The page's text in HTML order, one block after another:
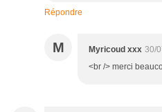
Répondre
M Myricoud xxx 30/
<br /> merci